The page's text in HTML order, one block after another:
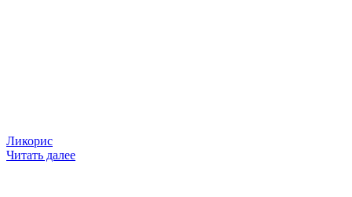
Ликорис
Читать далее